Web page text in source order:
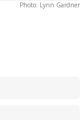
Photo: Lynn Gardner